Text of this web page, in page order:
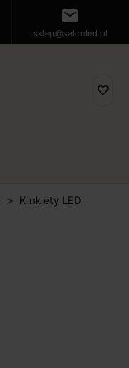
mail
sklep@salonled.pl
favorite_border
Kinkiety LED